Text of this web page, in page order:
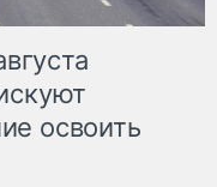
освоить